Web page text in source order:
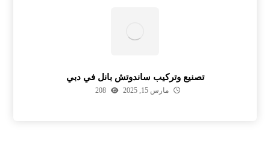
تصنيع وتركيب ساندوتش بانل في دبي
مارس 15, 2025 208